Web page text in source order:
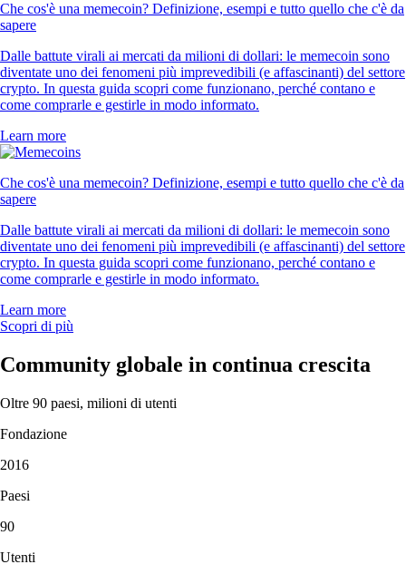
Che cos'è una memecoin? Definizione, esempi e tutto quello che c'è da
sapere
Dalle battute virali ai mercati da milioni di dollari: le memecoin sono
diventate uno dei fenomeni più imprevedibili (e affascinanti) del settore
crypto. In questa guida scopri come funzionano, perché contano e
come comprarle e gestirle in modo informato.
Learn more
Che cos'è una memecoin? Definizione, esempi e tutto quello che c'è da
sapere
Dalle battute virali ai mercati da milioni di dollari: le memecoin sono
diventate uno dei fenomeni più imprevedibili (e affascinanti) del settore
crypto. In questa guida scopri come funzionano, perché contano e
come comprarle e gestirle in modo informato.
Learn more
Scopri di più
Community globale in continua crescita
Oltre 90 paesi, milioni di utenti
Fondazione
2016
Paesi
90
Utenti